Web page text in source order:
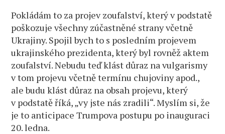
Pokládám to za projev zoufalství, který v podstatě
poškozuje všechny zúčastněné strany včetně
Ukrajiny. Spojil bych to s posledním projevem
ukrajinského prezidenta, který byl rovněž aktem
zoufalství. Nebudu teď klást důraz na vulgarismy
v tom projevu včetně termínu chujoviny apod.,
ale budu klást důraz na obsah projevu, který
v podstatě říká, „vy jste nás zradili“. Myslím si, že
je to anticipace Trumpova postupu po inauguraci
20. ledna.